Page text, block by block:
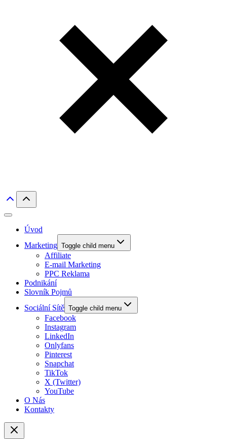
Úvod
Marketing Toggle child menu
Affiliate
E-mail Marketing
PPC Reklama
Podnikání
Slovník Pojmů
Sociální Sítě Toggle child menu
Facebook
Instagram
LinkedIn
Onlyfans
Pinterest
Snapchat
TikTok
X (Twitter)
YouTube
O Nás
Kontakty